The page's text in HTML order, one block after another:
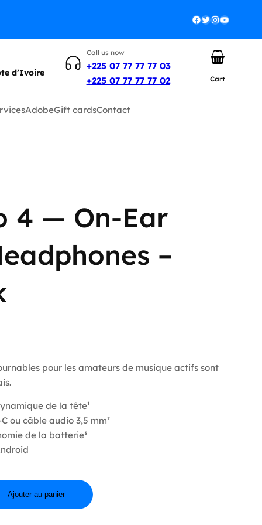
Facebook Twitter InstagramYouTube
d’Ivoire
Call us now
+225 07 77 77 77 03
+225 07 77 77 77 02
Cart
AdobeGift cardsContact
4 — On-Ear
–
pour les amateurs de musique actifs sont
de la tête¹
ou câble audio 3,5 mm²
de la batterie³
Ajouter au panier